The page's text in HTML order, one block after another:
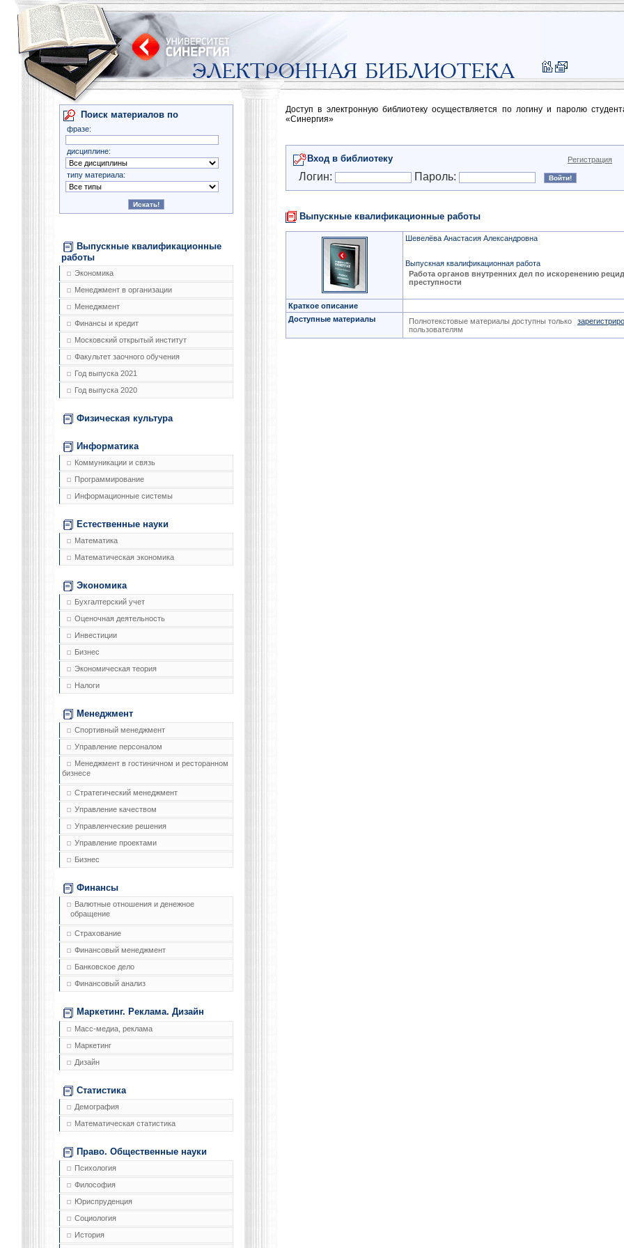
Поиск материалов по
фразе:
дисциплине:
типу материала:
Выпускные квалификационные
работы
Экономика
Менеджмент в организации
Менеджмент
Финансы и кредит
Московский открытый институт
Факультет заочного обучения
Год выпуска 2021
Год выпуска 2020
Физическая культура
Информатика
Коммуникации и связь
Программирование
Информационные системы
Естественные науки
Математика
Математическая экономика
Экономика
Бухгалтерский учет
Оценочная деятельность
Инвестиции
Бизнес
Экономическая теория
Налоги
Менеджмент
Спортивный менеджмент
Управление персоналом
Менеджмент в гостиничном и ресторанном
бизнесе
Стратегический менеджмент
Управление качеством
Управленческие решения
Управление проектами
Бизнес
Финансы
Валютные отношения и денежное
обращение
Страхование
Финансовый менеджмент
Банковское дело
Финансовый анализ
Маркетинг. Реклама. Дизайн
Масс-медиа, реклама
Маркетинг
Дизайн
Статистика
Демография
Математическая статистика
Право. Общественные науки
Психология
Философия
Юриспруденция
Социология
История
Доступ в электронную библиотеку осуществляется по логину и паролю
«Синергия»
Вход в библиотеку Регистрация
Логин: Пароль:
Выпускные квалификационные работы
Шевелёва Анастасия Александровна
Выпускная квалификационная работа
Работа органов внутренних дел по искоренению
преступности
Краткое описание
Доступные материалы
Полнотекстовые материалы доступны только
пользователям